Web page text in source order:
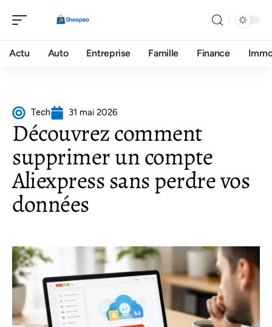
Actu Auto Entreprise Famille Finance
Tech 31 mai 2026
Découvrez comment
supprimer un compte
Aliexpress sans perdre vos
données